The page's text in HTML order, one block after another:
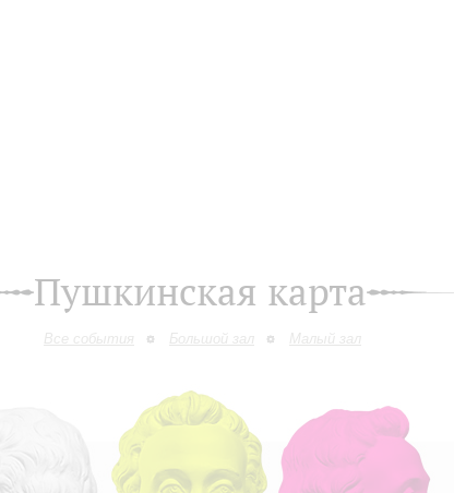
Пушкинская карта
Все события Большой зал Малый зал